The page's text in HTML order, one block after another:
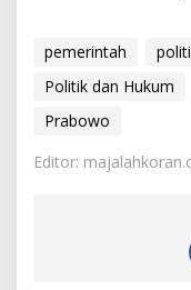
pemerintah
Politik dan Hukum
Prabowo
Editor: